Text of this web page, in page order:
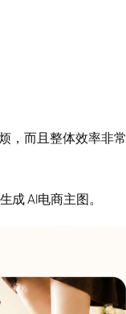
，而且整体效率非常
成 AI电商主图。